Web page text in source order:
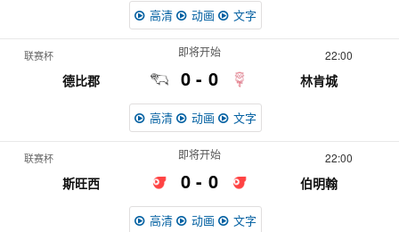
高清 动画 文字
联赛杯 22:00
德比郡 0
即将开始
林肯城
0
高清 动画 文字
联赛杯 22:00
斯旺西 0
即将开始
伯明翰
0
高清 动画 文字